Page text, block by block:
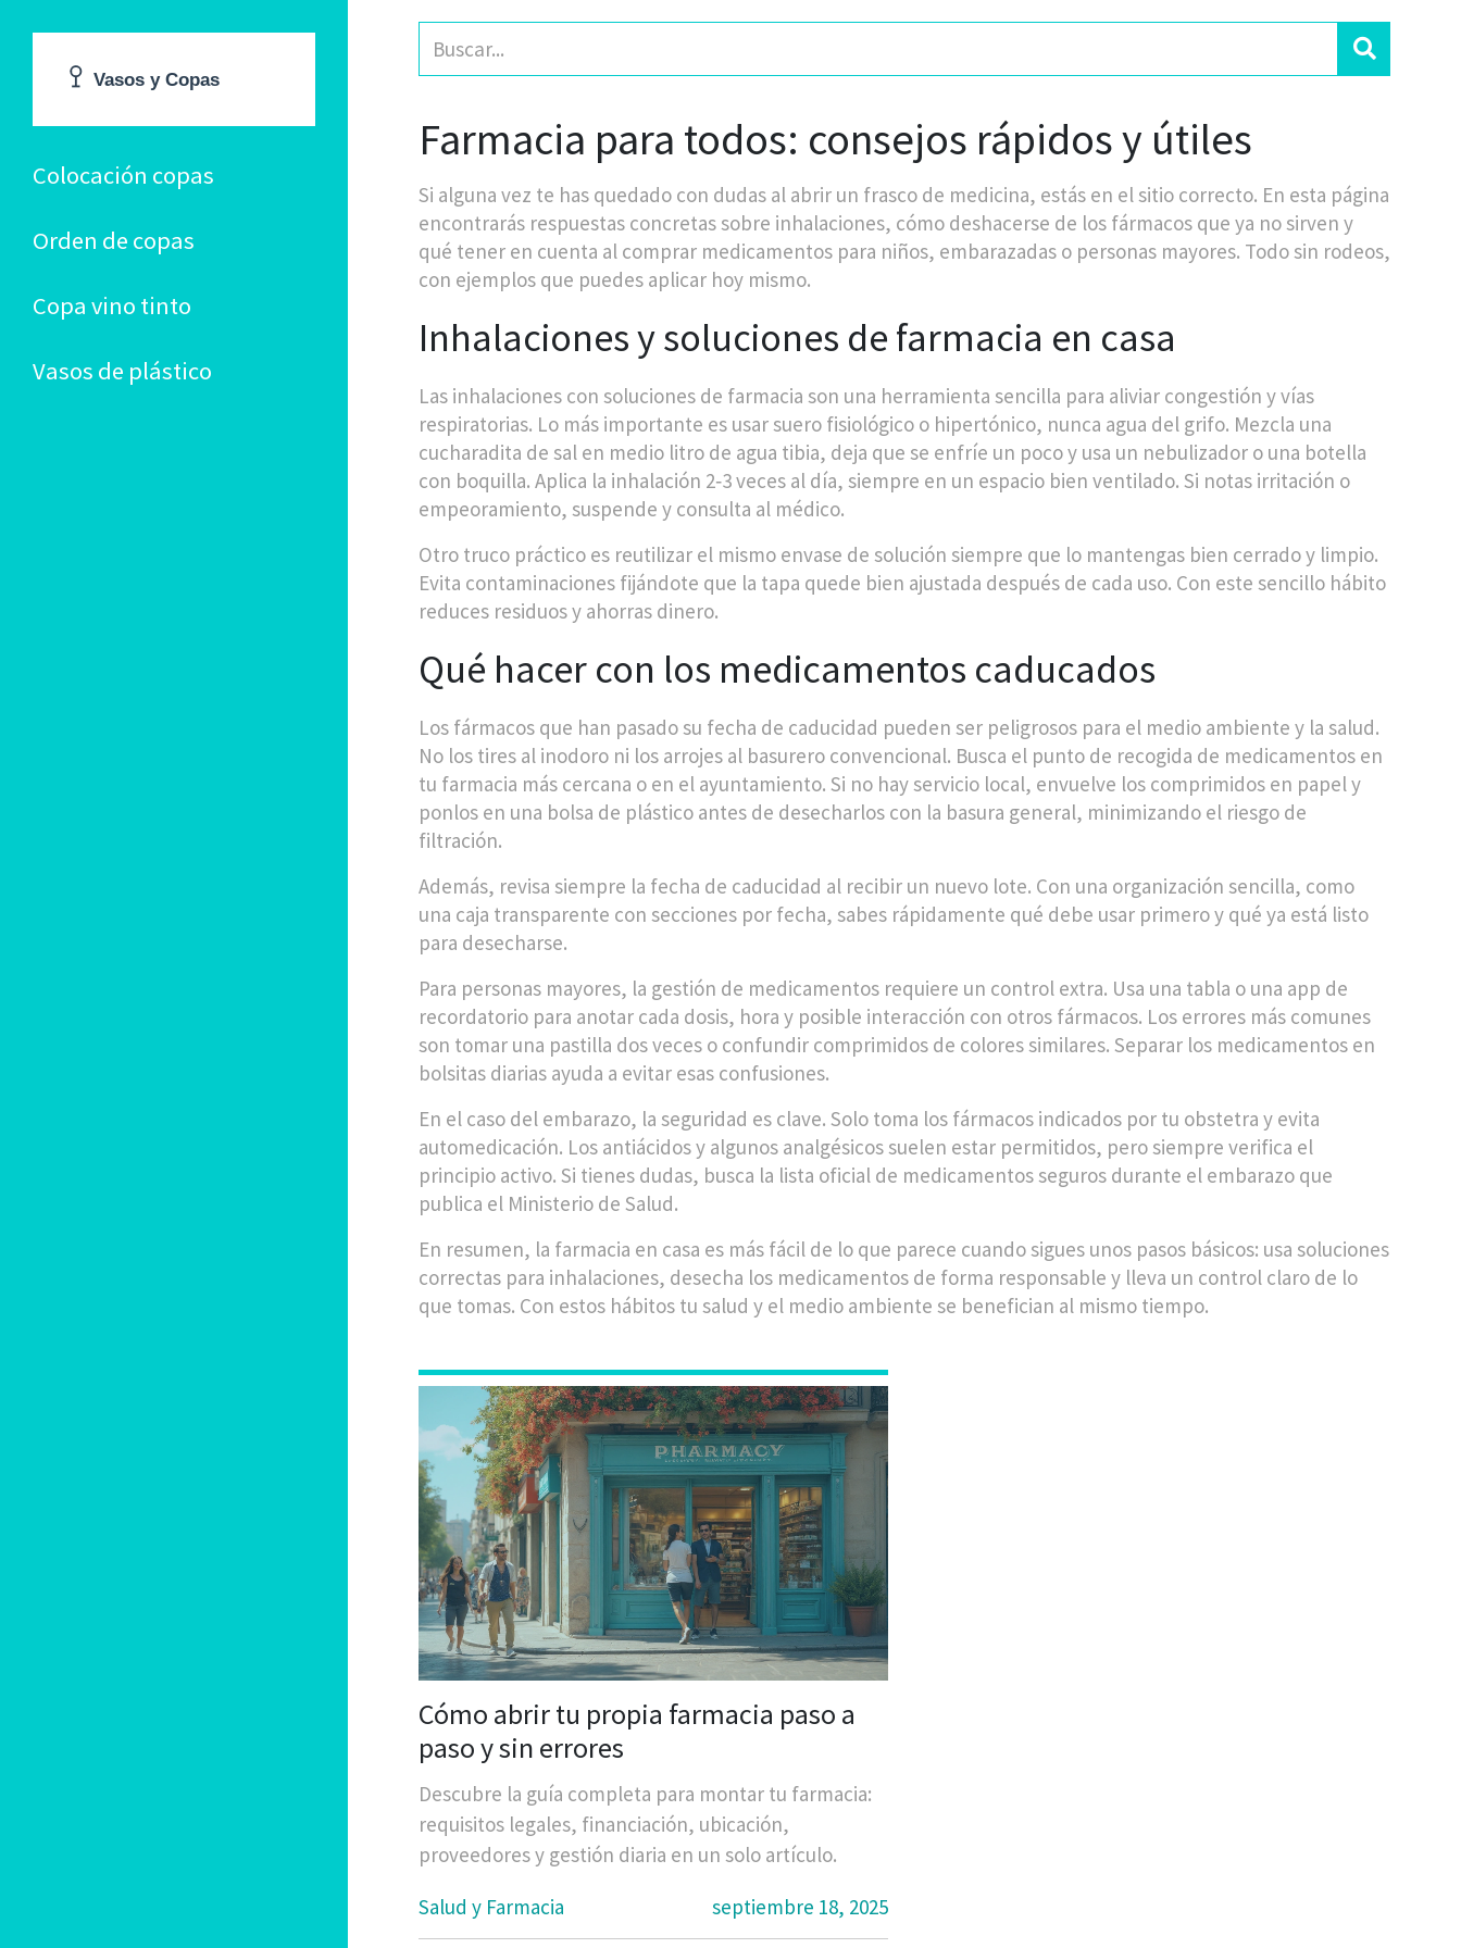
Colocación copas
Orden de copas
Copa vino tinto
Vasos de plástico
Farmacia para todos: consejos rápidos y útiles
Si alguna vez te has quedado con dudas al abrir un frasco de medicina, estás en el sitio correcto. En esta página
encontrarás respuestas concretas sobre inhalaciones, cómo deshacerse de los fármacos que ya no sirven y
qué tener en cuenta al comprar medicamentos para niños, embarazadas o personas mayores. Todo sin rodeos,
con ejemplos que puedes aplicar hoy mismo.
Inhalaciones y soluciones de farmacia en casa
Las inhalaciones con soluciones de farmacia son una herramienta sencilla para aliviar congestión y vías
respiratorias. Lo más importante es usar suero fisiológico o hipertónico, nunca agua del grifo. Mezcla una
cucharadita de sal en medio litro de agua tibia, deja que se enfríe un poco y usa un nebulizador o una botella
con boquilla. Aplica la inhalación 2‑3 veces al día, siempre en un espacio bien ventilado. Si notas irritación o
empeoramiento, suspende y consulta al médico.
Otro truco práctico es reutilizar el mismo envase de solución siempre que lo mantengas bien cerrado y limpio.
Evita contaminaciones fijándote que la tapa quede bien ajustada después de cada uso. Con este sencillo hábito
reduces residuos y ahorras dinero.
Qué hacer con los medicamentos caducados
Los fármacos que han pasado su fecha de caducidad pueden ser peligrosos para el medio ambiente y la salud.
No los tires al inodoro ni los arrojes al basurero convencional. Busca el punto de recogida de medicamentos en
tu farmacia más cercana o en el ayuntamiento. Si no hay servicio local, envuelve los comprimidos en papel y
ponlos en una bolsa de plástico antes de desecharlos con la basura general, minimizando el riesgo de
filtración.
Además, revisa siempre la fecha de caducidad al recibir un nuevo lote. Con una organización sencilla, como
una caja transparente con secciones por fecha, sabes rápidamente qué debe usar primero y qué ya está listo
para desecharse.
Para personas mayores, la gestión de medicamentos requiere un control extra. Usa una tabla o una app de
recordatorio para anotar cada dosis, hora y posible interacción con otros fármacos. Los errores más comunes
son tomar una pastilla dos veces o confundir comprimidos de colores similares. Separar los medicamentos en
bolsitas diarias ayuda a evitar esas confusiones.
En el caso del embarazo, la seguridad es clave. Solo toma los fármacos indicados por tu obstetra y evita
automedicación. Los antiácidos y algunos analgésicos suelen estar permitidos, pero siempre verifica el
principio activo. Si tienes dudas, busca la lista oficial de medicamentos seguros durante el embarazo que
publica el Ministerio de Salud.
En resumen, la farmacia en casa es más fácil de lo que parece cuando sigues unos pasos básicos: usa soluciones
correctas para inhalaciones, desecha los medicamentos de forma responsable y lleva un control claro de lo
que tomas. Con estos hábitos tu salud y el medio ambiente se benefician al mismo tiempo.
Cómo abrir tu propia farmacia paso a
paso y sin errores
Descubre la guía completa para montar tu farmacia:
requisitos legales, financiación, ubicación,
proveedores y gestión diaria en un solo artículo.
Salud y Farmacia
septiembre 18, 2025